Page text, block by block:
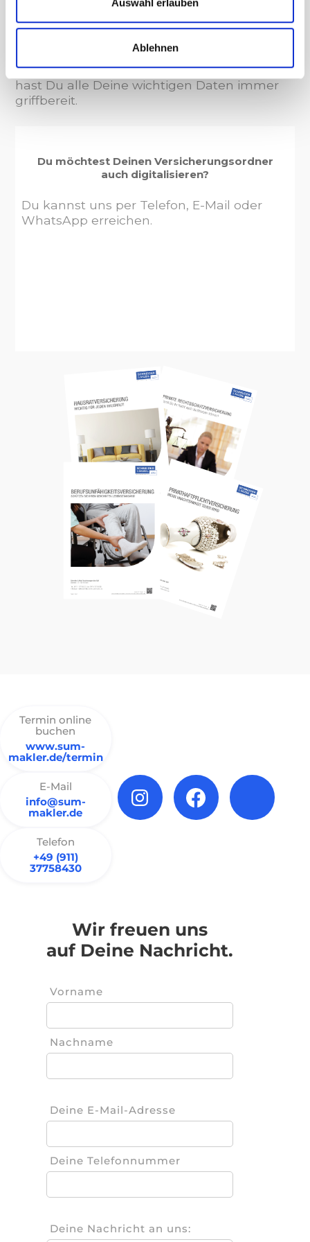
Ablehnen
Dieser Service ist zu 100%
kostenfrei!
Nie mehr einen Versicherungsschein suchen,
wenn man diesen braucht. Mit unserer App
hast Du alle Deine wichtigen Daten immer
griffbereit.
Du möchtest Deinen Versicherungsordner
auch digitalisieren?
Du kannst uns per Telefon, E-Mail oder
WhatsApp erreichen.
Termin online
buchen
www.sum-
makler.de/termin
E-Mail
info@sum-
makler.de
Telefon
+49 (911)
37758430
Wir freuen uns
auf Deine Nachricht.
Vorname
Nachname
Deine E-Mail-Adresse
Deine Telefonnummer
Deine Nachricht an uns: